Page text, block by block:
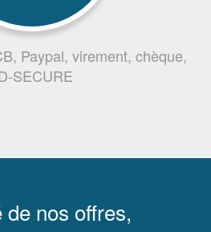
Paypal, virement, chèque,
SECURE
nos offres,